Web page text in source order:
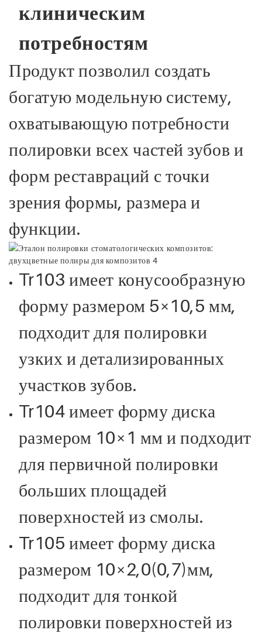
клиническим
потребностям
Продукт позволил создать
богатую модельную систему,
охватывающую потребности
полировки всех частей зубов и
форм реставраций с точки
зрения формы, размера и
функции.
Tr103 имеет конусообразную
форму размером 5×10,5 мм,
подходит для полировки
узких и детализированных
участков зубов.
Tr104 имеет форму диска
размером 10×1 мм и подходит
для первичной полировки
больших площадей
поверхностей из смолы.
Tr105 имеет форму диска
размером 10×2,0(0,7)мм,
подходит для тонкой
полировки поверхностей из